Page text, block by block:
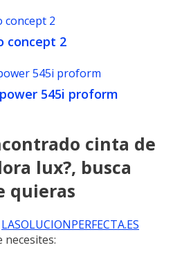
concept 2
545i proform
cinta de
lux?, busca
quieras
LASOLUCIONPERFECTA.ES
necesites: